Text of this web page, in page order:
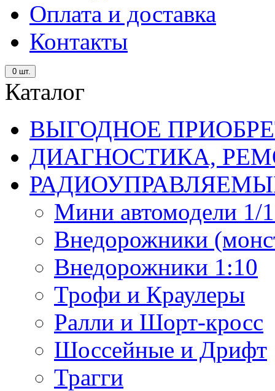
Оплата и доставка
Контакты
0 шт.
Каталог
ВЫГОДНОЕ
ДИАГНОСТИКА,
Мини автомодели 1/
Внедорожники
Внедорожники 1:10
Трофи и Краулеры
Ралли и Шорт-кросс
Шоссейные и Дрифт
Трагги